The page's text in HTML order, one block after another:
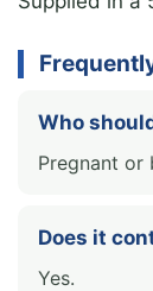
Who
Pregnant or
Does it
Yes.